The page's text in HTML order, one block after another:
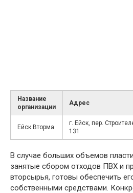
Название
организации
Адрес
Ейск Вторма
г. Ейск, пер.
131
В случае больших объемов
занятые сбором отходов ПВХ и
вторсырья, готовы обеспечить
собственными средствами.